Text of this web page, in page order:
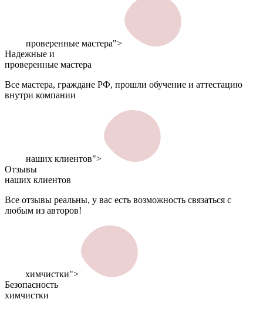
проверенные мастера">
Надежные и
проверенные мастера
Все мастера, граждане РФ, прошли обучение и аттестацию
внутри компании
наших клиентов">
Отзывы
наших клиентов
Все отзывы реальны, у вас есть возможность связаться с
любым из авторов!
химчистки">
Безопасность
химчистки